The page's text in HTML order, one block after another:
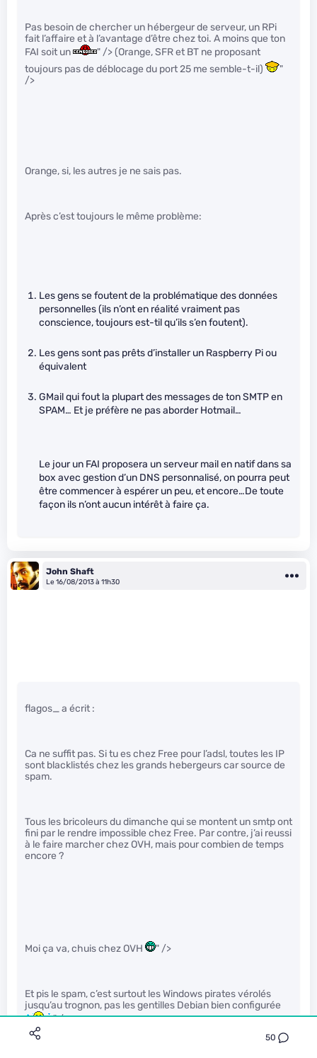
50
Pas besoin de chercher un hébergeur de serveur, un RPi
fait l’affaire et à l’avantage d’être chez toi. A moins que ton
FAI soit un
" /> (Orange, SFR et BT ne proposant
toujours pas de déblocage du port 25 me semble-t-il)
"
/>
Orange, si, les autres je ne sais pas.
Après c’est toujours le même problème:
Les gens se foutent de la problématique des données
personnelles (ils n’ont en réalité vraiment pas
conscience, toujours est-til qu’ils s’en foutent).
Les gens sont pas prêts d’installer un Raspberry Pi ou
équivalent
GMail qui fout la plupart des messages de ton SMTP en
SPAM… Et je préfère ne pas aborder Hotmail…
Le jour un FAI proposera un serveur mail en natif dans sa
box avec gestion d’un DNS personnalisé, on pourra peut
être commencer à espérer un peu, et encore…De toute
façon ils n’ont aucun intérêt à faire ça.
John Shaft
Le 16/08/2013 à 11h30
flagos_ a écrit :
Ca ne suffit pas. Si tu es chez Free pour l’adsl, toutes les IP
sont blacklistés chez les grands hebergeurs car source de
spam.
Tous les bricoleurs du dimanche qui se montent un smtp ont
fini par le rendre impossible chez Free. Par contre, j’ai reussi
à le faire marcher chez OVH, mais pour combien de temps
encore ?
Moi ça va, chuis chez OVH " />
Et pis le spam, c’est surtout les Windows pirates vérolés
jusqu’au trognon, pas les gentilles Debian bien configurée
" />